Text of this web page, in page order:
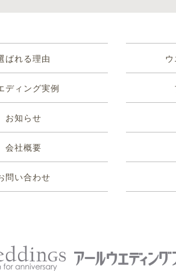
ばれる理由
ディング実例
お知らせ
会社概要
問い合わせ